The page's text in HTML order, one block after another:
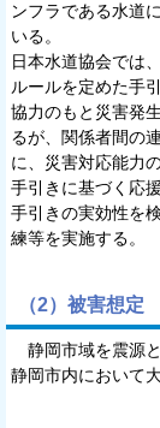
ンフラである水道
いる。
日本水道協会では
ルールを定めた手
協力のもと災害発
るが、関係者間の
に、災害対応能力
手引きに基づく応
手引きの実効性を
練等を実施する。
（2）被害想定
静岡市域を震源
静岡市内において